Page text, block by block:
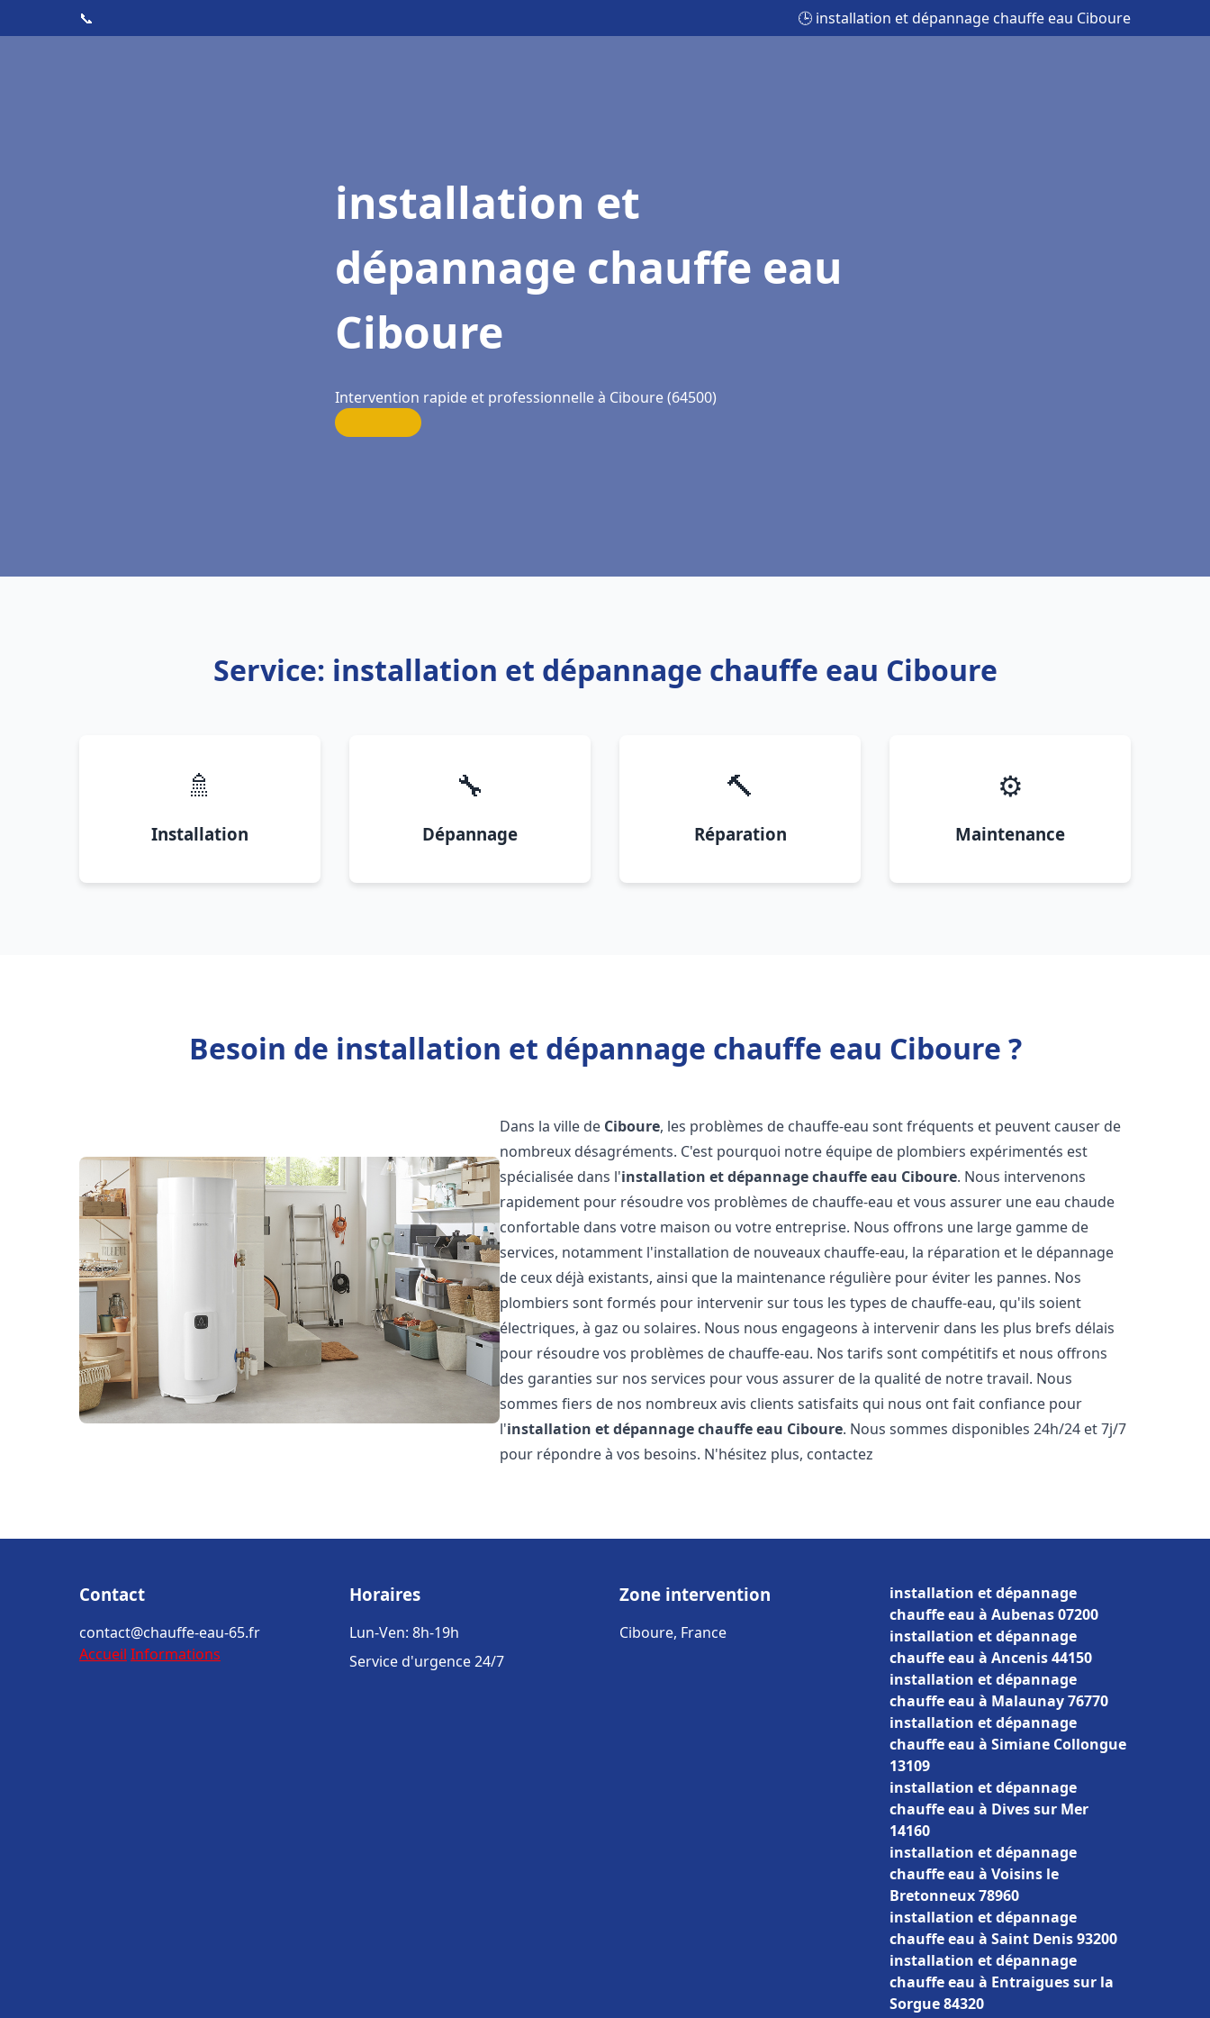
📞 🕒 installation et dépannage chauffe eau Ciboure
installation et
dépannage chauffe eau
Ciboure
Intervention rapide et professionnelle à Ciboure (64500)
Service: installation et dépannage chauffe eau Ciboure
🚿
Installation
🔧
Dépannage
🔨
Réparation
⚙️
Maintenance
Besoin de installation et dépannage chauffe eau Ciboure ?
Dans la ville de Ciboure, les problèmes de chauffe-eau sont fréquents et peuvent causer de
nombreux désagréments. C'est pourquoi notre équipe de plombiers expérimentés est
spécialisée dans l'installation et dépannage chauffe eau Ciboure. Nous intervenons
rapidement pour résoudre vos problèmes de chauffe-eau et vous assurer une eau chaude
confortable dans votre maison ou votre entreprise. Nous offrons une large gamme de
services, notamment l'installation de nouveaux chauffe-eau, la réparation et le dépannage
de ceux déjà existants, ainsi que la maintenance régulière pour éviter les pannes. Nos
plombiers sont formés pour intervenir sur tous les types de chauffe-eau, qu'ils soient
électriques, à gaz ou solaires. Nous nous engageons à intervenir dans les plus brefs délais
pour résoudre vos problèmes de chauffe-eau. Nos tarifs sont compétitifs et nous offrons
des garanties sur nos services pour vous assurer de la qualité de notre travail. Nous
sommes fiers de nos nombreux avis clients satisfaits qui nous ont fait confiance pour
l'installation et dépannage chauffe eau Ciboure. Nous sommes disponibles 24h/24 et 7j/7
pour répondre à vos besoins. N'hésitez plus, contactez
Contact
contact@chauffe-eau-65.fr
Accueil Informations
Horaires
Lun-Ven: 8h-19h
Service d'urgence 24/7
Zone intervention
Ciboure, France
installation et dépannage
chauffe eau à Aubenas 07200
installation et dépannage
chauffe eau à Ancenis 44150
installation et dépannage
chauffe eau à Malaunay 76770
installation et dépannage
chauffe eau à Simiane Collongue
13109
installation et dépannage
chauffe eau à Dives sur Mer
14160
installation et dépannage
chauffe eau à Voisins le
Bretonneux 78960
installation et dépannage
chauffe eau à Saint Denis 93200
installation et dépannage
chauffe eau à Entraigues sur la
Sorgue 84320